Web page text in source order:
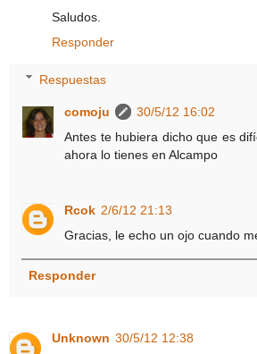
Saludos.
Responder
Respuestas
comoju
30/5/12 16:02
Antes te hubiera dicho que es
ahora lo tienes en Alcampo
Rcok 2/6/12 21:13
Gracias, le echo un ojo cuando
Responder
Unknown 30/5/12 12:38